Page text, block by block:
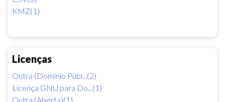
KMZ(1)
Licenças
Outra (Domínio Públ...(2)
Licença GNU para Do...(1)
Outra (Aberta)(1)